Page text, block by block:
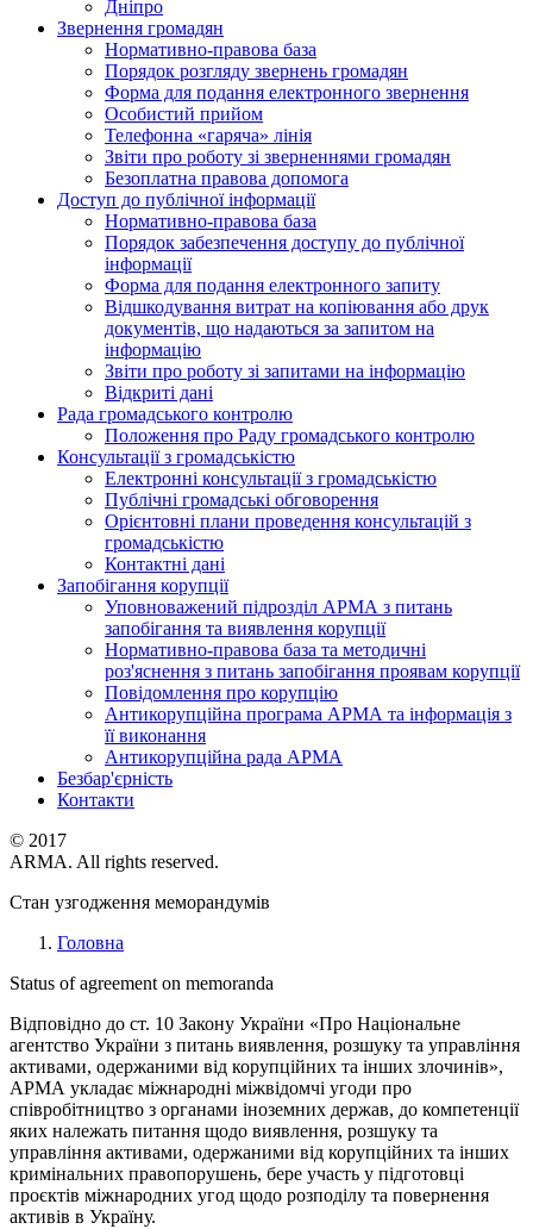
Дніпро
Звернення громадян
Нормативно-правова база
Порядок розгляду звернень громадян
Форма для подання електронного звернення
Особистий прийом
Телефонна «гаряча» лінія
Звіти про роботу зі зверненнями громадян
Безоплатна правова допомога
Доступ до публічної інформації
Нормативно-правова база
Порядок забезпечення доступу до публічної
інформації
Форма для подання електронного запиту
Відшкодування витрат на копіювання або друк
документів, що надаються за запитом на
інформацію
Звіти про роботу зі запитами на інформацію
Відкриті дані
Рада громадського контролю
Положення про Раду громадського контролю
Консультації з громадськістю
Електронні консультації з громадськістю
Публічні громадські обговорення
Орієнтовні плани проведення консультацій з
громадськістю
Контактні дані
Запобігання корупції
Уповноважений підрозділ АРМА з питань
запобігання та виявлення корупції
Нормативно-правова база та методичні
роз'яснення з питань запобігання проявам корупції
Повідомлення про корупцію
Антикорупційна програма АРМА та інформація з
її виконання
Антикорупційна рада АРМА
Безбар'єрність
Контакти
© 2017
ARMA. All rights reserved.
Стан узгодження меморандумів
Головна
Status of agreement on memoranda
Відповідно до ст. 10 Закону України «Про Національне
агентство України з питань виявлення, розшуку та управління
активами, одержаними від корупційних та інших злочинів»,
АРМА укладає міжнародні міжвідомчі угоди про
співробітництво з органами іноземних держав, до компетенції
яких належать питання щодо виявлення, розшуку та
управління активами, одержаними від корупційних та інших
кримінальних правопорушень, бере участь у підготовці
проєктів міжнародних угод щодо розподілу та повернення
активів в Україну.